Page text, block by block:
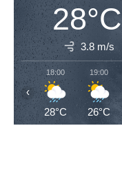
28°C
3.8 m/s
18:00
28°C
19:00
26°C
‹